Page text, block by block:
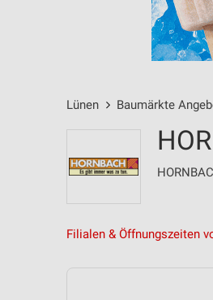
Lünen Baumärkte
Filialen & Öffnungszeiten